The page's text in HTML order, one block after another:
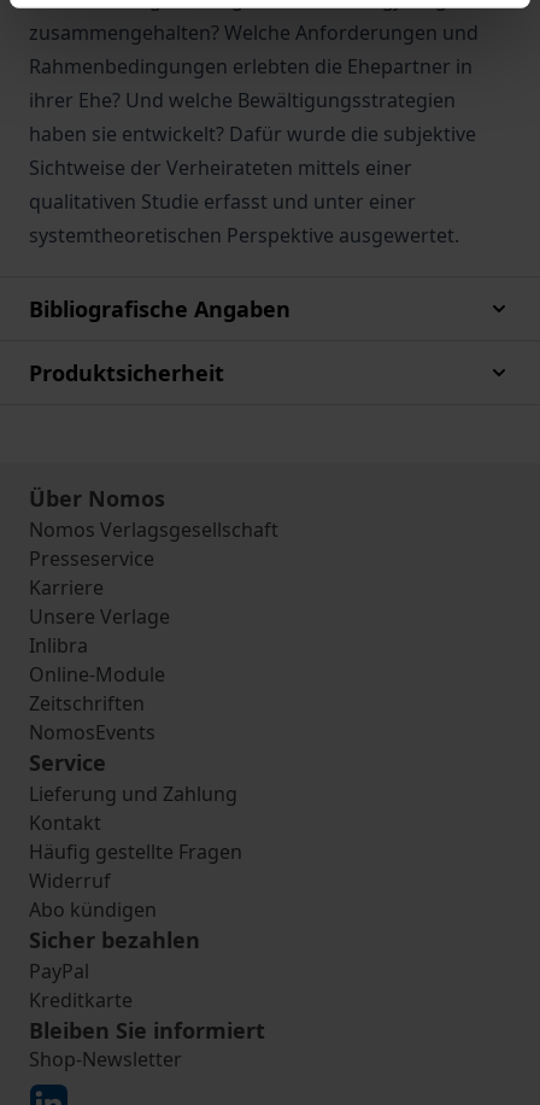
zusammengehalten? Welche Anforderungen und
Rahmenbedingungen erlebten die Ehepartner in
ihrer Ehe? Und welche Bewältigungsstrategien
haben sie entwickelt? Dafür wurde die subjektive
Sichtweise der Verheirateten mittels einer
qualitativen Studie erfasst und unter einer
systemtheoretischen Perspektive ausgewertet.
Bibliografische Angaben
Produktsicherheit
Über Nomos
Nomos Verlagsgesellschaft
Presseservice
Karriere
Unsere Verlage
Inlibra
Online-Module
Zeitschriften
NomosEvents
Service
Lieferung und Zahlung
Kontakt
Häufig gestellte Fragen
Widerruf
Abo kündigen
Sicher bezahlen
PayPal
Kreditkarte
Bleiben Sie informiert
Shop-Newsletter